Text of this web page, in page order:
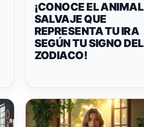
¡CONOCE EL ANIMAL
SALVAJE QUE
REPRESENTA TU IRA
SEGÚN TU SIGNO DEL
ZODIACO!